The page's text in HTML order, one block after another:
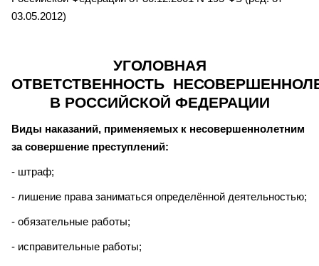
03.05.2012)
УГОЛОВНАЯ
ОТВЕТСТВЕННОСТЬ
В РОССИЙСКОЙ ФЕДЕРАЦИИ
Виды наказаний, применяемых к несовершеннолетним
за совершение преступлений:
- штраф;
- лишение права заниматься определённой деятельностью;
- обязательные работы;
- исправительные работы;